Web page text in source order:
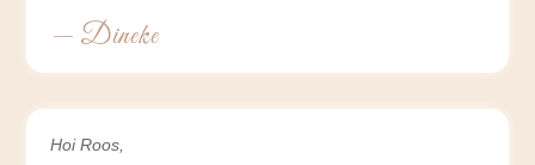
— Dineke
Hoi Roos,